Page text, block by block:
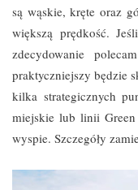
są wąskie, kręte oraz
większą prędkość.
zdecydowanie
praktyczniejszy będzie
kilka strategicznych
miejskie lub linii Green
wyspie. Szczegóły